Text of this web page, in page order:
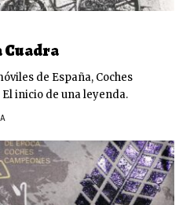
Cuadra
de España, Coches
inicio de una leyenda.